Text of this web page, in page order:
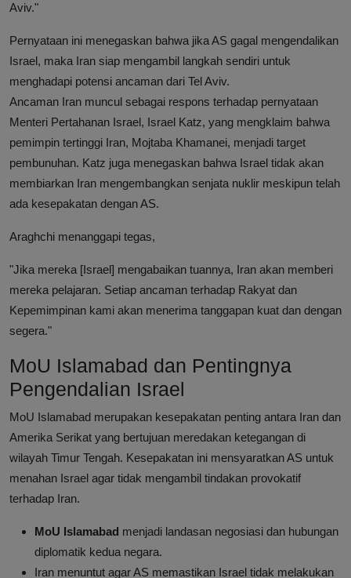
Aviv."
Pernyataan ini menegaskan bahwa jika AS gagal mengendalikan
Israel, maka Iran siap mengambil langkah sendiri untuk
menghadapi potensi ancaman dari Tel Aviv.
Ancaman Iran muncul sebagai respons terhadap pernyataan
Menteri Pertahanan Israel, Israel Katz, yang mengklaim bahwa
pemimpin tertinggi Iran, Mojtaba Khamanei, menjadi target
pembunuhan. Katz juga menegaskan bahwa Israel tidak akan
membiarkan Iran mengembangkan senjata nuklir meskipun telah
ada kesepakatan dengan AS.
Araghchi menanggapi tegas,
"Jika mereka [Israel] mengabaikan tuannya, Iran akan memberi
mereka pelajaran. Setiap ancaman terhadap Rakyat dan
Kepemimpinan kami akan menerima tanggapan kuat dan dengan
segera."
MoU Islamabad dan Pentingnya
Pengendalian Israel
MoU Islamabad merupakan kesepakatan penting antara Iran dan
Amerika Serikat yang bertujuan meredakan ketegangan di
wilayah Timur Tengah. Kesepakatan ini mensyaratkan AS untuk
menahan Israel agar tidak mengambil tindakan provokatif
terhadap Iran.
MoU Islamabad menjadi landasan negosiasi dan hubungan
diplomatik kedua negara.
Iran menuntut agar AS memastikan Israel tidak melakukan